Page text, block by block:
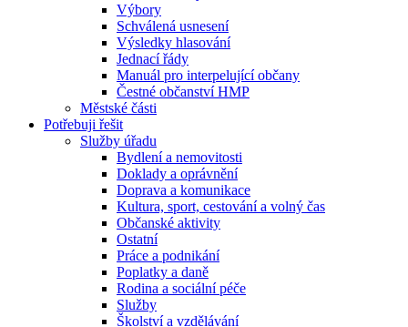
Výbory
Schválená usnesení
Výsledky hlasování
Jednací řády
Manuál pro interpelující občany
Čestné občanství HMP
Městské části
Potřebuji řešit
Služby úřadu
Bydlení a nemovitosti
Doklady a oprávnění
Doprava a komunikace
Kultura, sport, cestování a volný čas
Občanské aktivity
Ostatní
Práce a podnikání
Poplatky a daně
Rodina a sociální péče
Služby
Školství a vzdělávání